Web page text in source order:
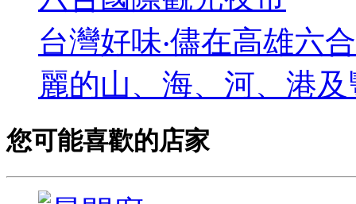
台灣好味‧儘在高雄六
麗的山、海、河、港
您可能喜歡的店家